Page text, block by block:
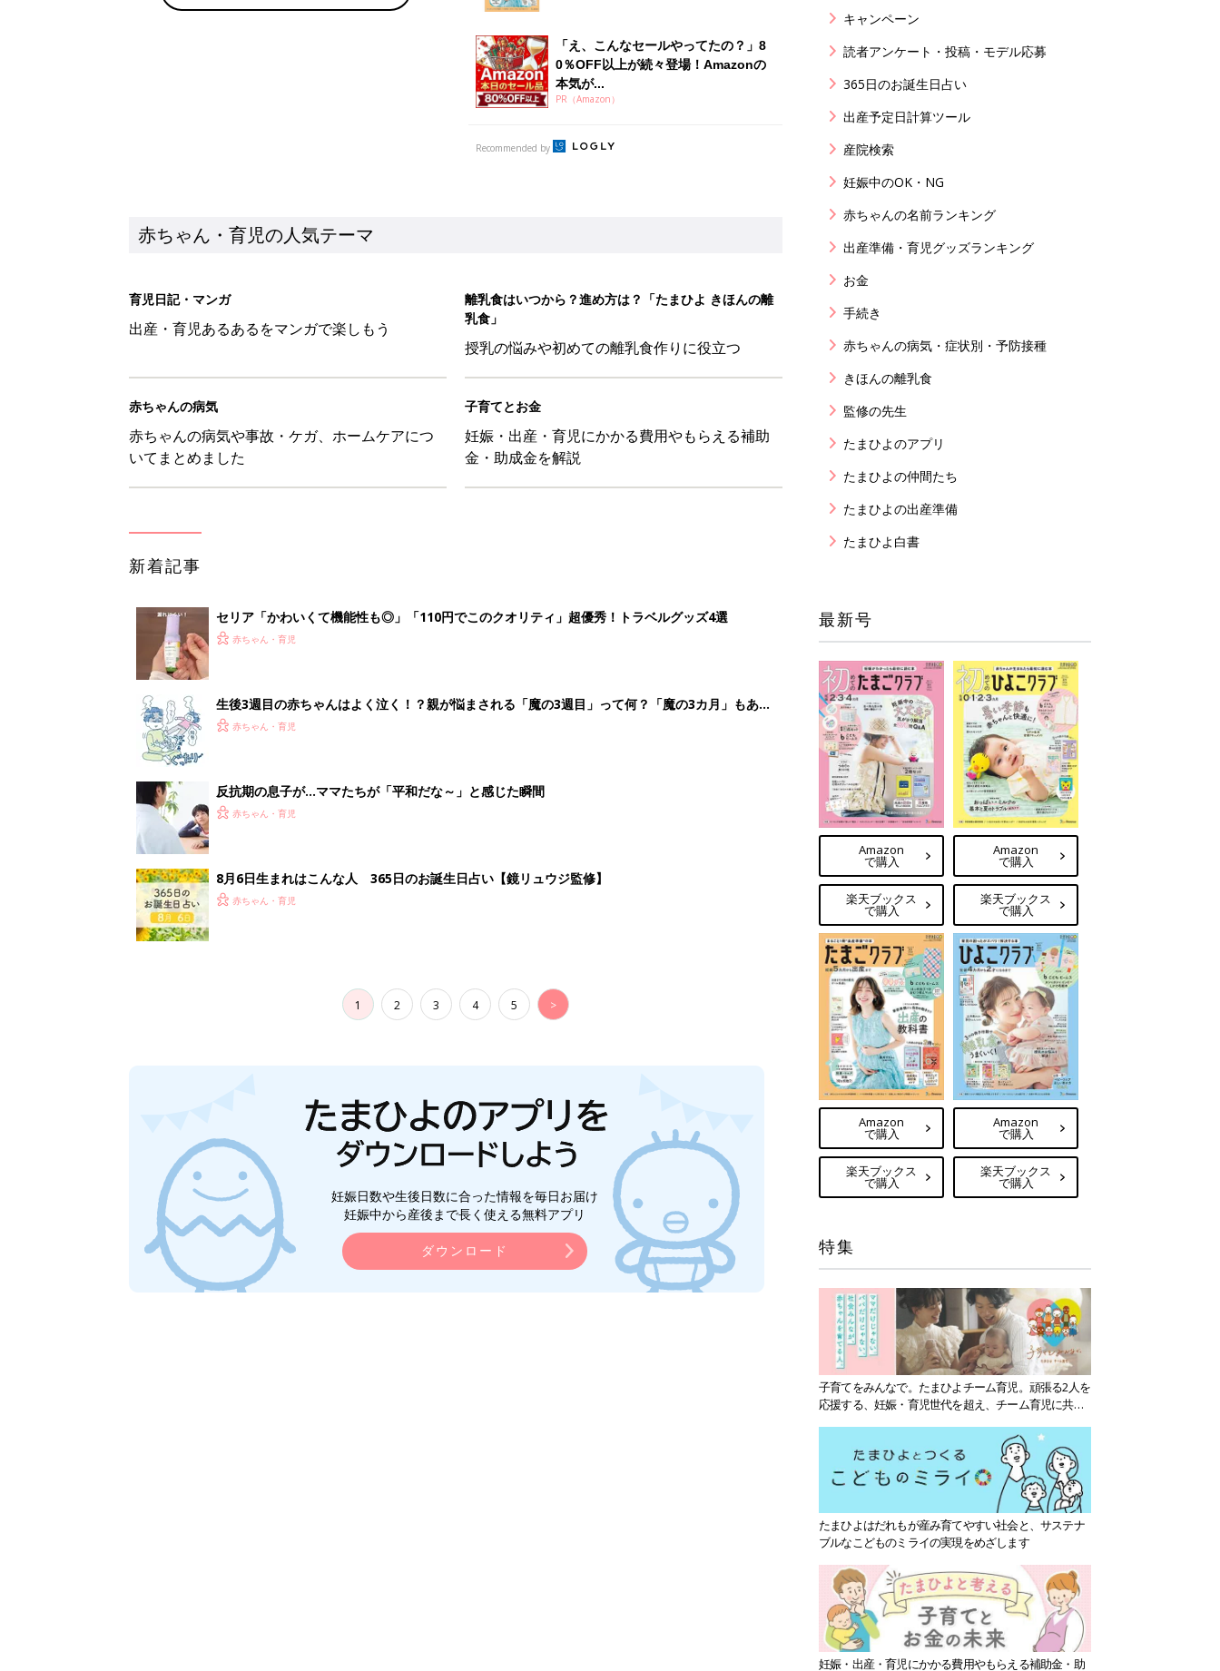
「え、こんなセールやってたの？」8
0％OFF以上が続々登場！Amazonの
本気が...
PR（Amazon）
Recommended by
赤ちゃん・育児の人気テーマ
育児日記・マンガ
出産・育児あるあるをマンガで楽しもう
離乳食はいつから？進め方は？「たまひよ きほんの離
乳食」
授乳の悩みや初めての離乳食作りに役立つ
赤ちゃんの病気
赤ちゃんの病気や事故・ケガ、ホームケアにつ
いてまとめました
子育てとお金
妊娠・出産・育児にかかる費用やもらえる補助
金・助成金を解説
新着記事
セリア「かわいくて機能性も◎」「110円でこのクオリティ」超優秀！トラベルグッズ4選
赤ちゃん・育児
生後3週目の赤ちゃんはよく泣く！？親が悩まされる「魔の3週目」って何？「魔の3カ月」もある
って本当？【専門家】
赤ちゃん・育児
反抗期の息子が...ママたちが「平和だな～」と感じた瞬間
赤ちゃん・育児
8月6日生まれはこんな人 365日のお誕生日占い【鏡リュウジ監修】
赤ちゃん・育児
1 2 3 4 5 >
妊娠日数や生後日数に合った情報を毎日お届け
妊娠中から産後まで長く使える無料アプリ
ダウンロード
キャンペーン
読者アンケート・投稿・モデル応募
365日のお誕生日占い
出産予定日計算ツール
産院検索
妊娠中のOK・NG
赤ちゃんの名前ランキング
出産準備・育児グッズランキング
お金
手続き
赤ちゃんの病気・症状別・予防接種
きほんの離乳食
監修の先生
たまひよのアプリ
たまひよの仲間たち
たまひよの出産準備
たまひよ白書
最新号
Amazon
で購入
楽天ブックス
で購入
Amazon
で購入
楽天ブックス
で購入
Amazon
で購入
楽天ブックス
で購入
Amazon
で購入
楽天ブックス
で購入
特集
子育てをみんなで。たまひよチーム育児。頑張る2人を
応援する、妊娠・育児世代を超え、チーム育児に共感
たまひよはだれもが産み育てやすい社会と、サステナ
ブルなこどものミライの実現をめざします
妊娠・出産・育児にかかる費用やもらえる補助金・助